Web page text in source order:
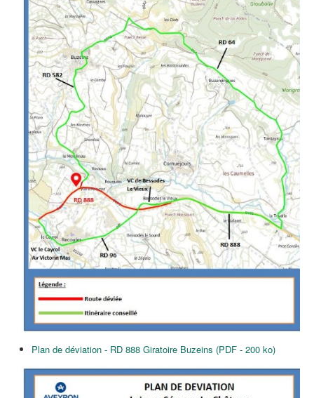
Plan de déviation - RD 888 Giratoire Buzeins (PDF - 200 ko)